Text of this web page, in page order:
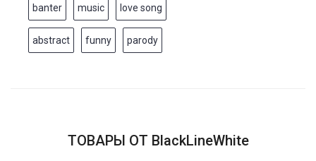
banter music love song
abstract funny parody
ТОВАРЫ ОТ BlackLineWhite